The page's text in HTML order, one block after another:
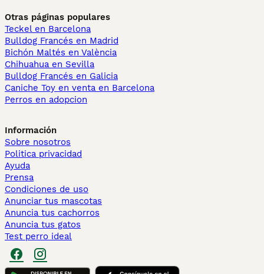
Otras páginas populares
Teckel en Barcelona
Bulldog Francés en Madrid
Bichón Maltés en València
Chihuahua en Sevilla
Bulldog Francés en Galicia
Caniche Toy en venta en Barcelona
Perros en adopcion
Información
Sobre nosotros
Politica privacidad
Ayuda
Prensa
Condiciones de uso
Anunciar tus mascotas
Anuncia tus cachorros
Anuncia tus gatos
Test perro ideal